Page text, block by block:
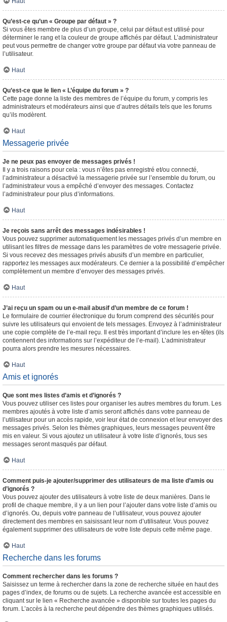
Qu’est-ce qu’un « Groupe par défaut » ?
Si vous êtes membre de plus d’un groupe, celui par défaut est utilisé pour
déterminer le rang et la couleur de groupe affichés par défaut. L’administrateur
peut vous permettre de changer votre groupe par défaut via votre panneau de
l’utilisateur.
Haut
Qu’est-ce que le lien « L’équipe du forum » ?
Cette page donne la liste des membres de l’équipe du forum, y compris les
administrateurs et modérateurs ainsi que d’autres détails tels que les forums
qu’ils modèrent.
Haut
Messagerie privée
Je ne peux pas envoyer de messages privés !
Il y a trois raisons pour cela : vous n’êtes pas enregistré et/ou connecté,
l’administrateur a désactivé la messagerie privée sur l’ensemble du forum, ou
l’administrateur vous a empêché d’envoyer des messages. Contactez
l’administrateur pour plus d’informations.
Haut
Je reçois sans arrêt des messages indésirables !
Vous pouvez supprimer automatiquement les messages privés d’un membre en
utilisant les filtres de message dans les paramètres de votre messagerie privée.
Si vous recevez des messages privés abusifs d’un membre en particulier,
rapportez les messages aux modérateurs. Ce dernier a la possibilité d’empêcher
complètement un membre d’envoyer des messages privés.
Haut
J’ai reçu un spam ou un e-mail abusif d’un membre de ce forum !
Le formulaire de courrier électronique du forum comprend des sécurités pour
suivre les utilisateurs qui envoient de tels messages. Envoyez à l’administrateur
une copie complète de l’e-mail reçu. Il est très important d’inclure les en-têtes (ils
contiennent des informations sur l’expéditeur de l’e-mail). L’administrateur
pourra alors prendre les mesures nécessaires.
Haut
Amis et ignorés
Que sont mes listes d’amis et d’ignorés ?
Vous pouvez utiliser ces listes pour organiser les autres membres du forum. Les
membres ajoutés à votre liste d’amis seront affichés dans votre panneau de
l’utilisateur pour un accès rapide, voir leur état de connexion et leur envoyer des
messages privés. Selon les thèmes graphiques, leurs messages peuvent être
mis en valeur. Si vous ajoutez un utilisateur à votre liste d’ignorés, tous ses
messages seront masqués par défaut.
Haut
Comment puis-je ajouter/supprimer des utilisateurs de ma liste d’amis ou
d’ignorés ?
Vous pouvez ajouter des utilisateurs à votre liste de deux manières. Dans le
profil de chaque membre, il y a un lien pour l’ajouter dans votre liste d’amis ou
d’ignorés. Ou, depuis votre panneau de l’utilisateur, vous pouvez ajouter
directement des membres en saisissant leur nom d’utilisateur. Vous pouvez
également supprimer des utilisateurs de votre liste depuis cette même page.
Haut
Recherche dans les forums
Comment rechercher dans les forums ?
Saisissez un terme à rechercher dans la zone de recherche située en haut des
pages d’index, de forums ou de sujets. La recherche avancée est accessible en
cliquant sur le lien « Recherche avancée » disponible sur toutes les pages du
forum. L’accès à la recherche peut dépendre des thèmes graphiques utilisés.